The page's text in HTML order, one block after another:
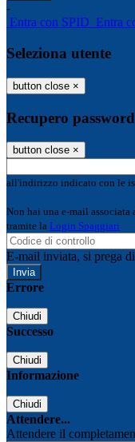
-
Entra con SPID Entra
Seleziona utente
button close ×
Recupero password
button close ×
all'indirizzo indicato con le
Non hai una e-mail associata
tramite la Login Spaggiari
E-mail inviata, si prega
Errore
Chiudi
Successo
Chiudi
Informazione
Chiudi
Attendere...
Attendere il